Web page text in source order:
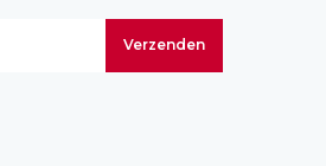
Verzenden